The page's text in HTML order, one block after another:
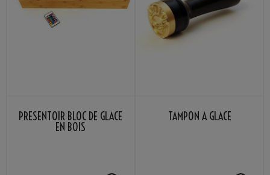
PRÉSENTOIR BLOC DE GLACE
EN BOIS
TAMPON À GLACE